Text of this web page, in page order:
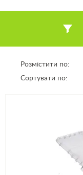
Розмістити по:
Сортувати по: